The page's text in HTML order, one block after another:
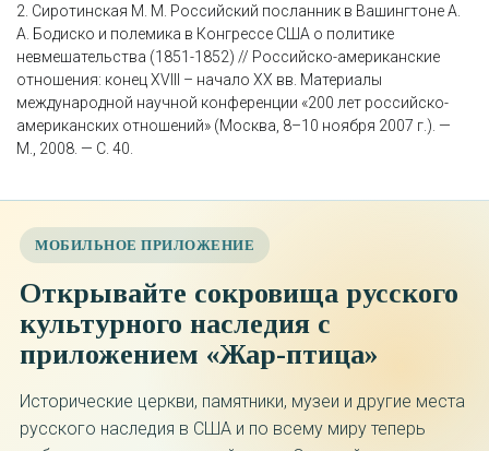
2. Сиротинская М. М. Российский посланник в Вашингтоне А.
А. Бодиско и полемика в Конгрессе США о политике
невмешательства (1851-1852) // Российско-американские
отношения: конец XVIII – начало XX вв. Материалы
международной научной конференции «200 лет российско-
американских отношений» (Москва, 8–10 ноября 2007 г.). —
М., 2008. — С. 40.
МОБИЛЬНОЕ ПРИЛОЖЕНИЕ
Открывайте сокровища русского
культурного наследия с
приложением «Жар-птица»
Исторические церкви, памятники, музеи и другие места
русского наследия в США и по всему миру теперь